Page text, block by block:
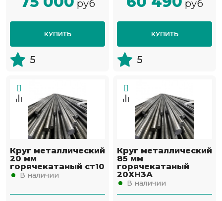
руб
КУПИТЬ
5
руб
КУПИТЬ
5
Круг металлический
20 мм
горячекатаный ст10
В наличии
Круг металлический
85 мм
горячекатаный
20ХН3А
В наличии